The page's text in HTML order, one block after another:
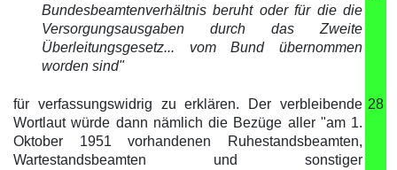
Bundesbeamtenverhältnis beruht oder für die die
Versorgungsausgaben durch das Zweite
Überleitungsgesetz... vom Bund übernommen
worden sind"
für verfassungswidrig zu erklären. Der verbleibende
Wortlaut würde dann nämlich die Bezüge aller "am 1.
Oktober 1951 vorhandenen Ruhestandsbeamten,
Wartestandsbeamten und sonstiger
28